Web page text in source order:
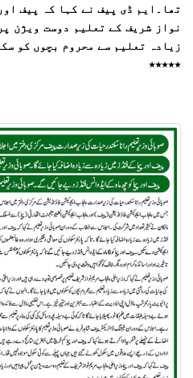
تھا۔ایم ڈی پیف نے کہا کہ پیف
نواز شریف کے تعلیم دوست ویژن
زیادہ تعلیم سے محروم بچوں کو
٭٭٭٭٭